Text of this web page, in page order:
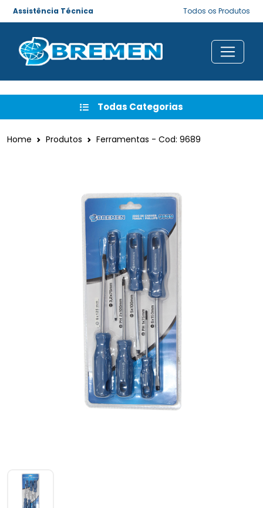
Assistência Técnica Todos os Produtos
Todas Categorias
Home Produtos Ferramentas - Cod: 9689